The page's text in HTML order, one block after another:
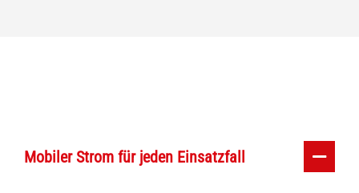
Mobiler Strom für jeden Einsatzfall